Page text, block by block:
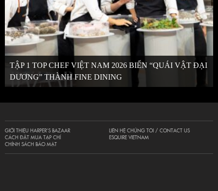
TẬP 1 TOP CHEF VIỆT NAM 2026 BIẾN “QUÁI VẬT ĐẠI
DƯƠNG” THÀNH FINE DINING
GIỚI THIỆU HARPER’S BAZAAR
CÁCH ĐẶT MUA TẠP CHÍ
CHÍNH SÁCH BẢO MẬT
LIÊN HỆ CHÚNG TÔI / CONTACT US
ESQUIRE VIETNAM